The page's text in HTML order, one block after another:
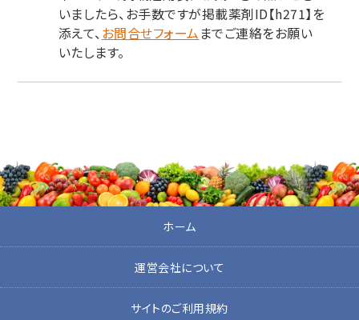
いましたら、お手数ですが掲載薬剤ID【h271】を
添えて、お問合せフォーム までご連絡をお願い
いたします。
ホーム
運営会社について
サイトのご利用規約